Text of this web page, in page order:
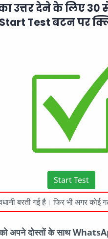
उत्तर देने के लिए
Start Test बटन पर
Start Test
बरती गई है। फिर भी अगर
अपने दोस्तों के साथ